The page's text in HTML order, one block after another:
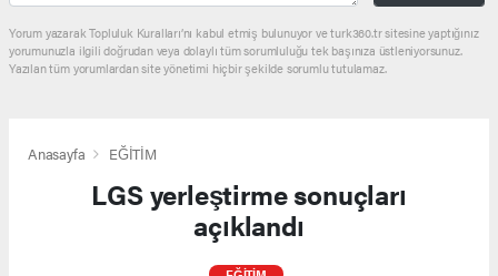
Yorum yazarak Topluluk Kuralları’nı kabul etmiş bulunuyor ve turk360.tr sitesine yaptığınız
yorumunuzla ilgili doğrudan veya dolaylı tüm sorumluluğu tek başınıza üstleniyorsunuz.
Yazılan tüm yorumlardan site yönetimi hiçbir şekilde sorumlu tutulamaz.
Anasayfa EĞİTİM
LGS yerleştirme sonuçları
açıklandı